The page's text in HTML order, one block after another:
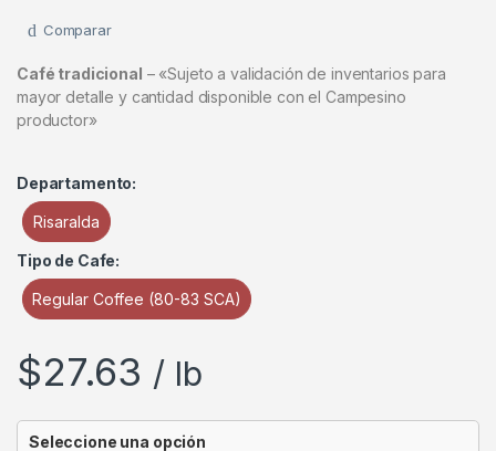
Comparar
Café tradicional – «Sujeto a validación de inventarios para
mayor detalle y cantidad disponible con el Campesino
productor»
Departamento:
Risaralda
Tipo de Cafe:
Regular Coffee (80-83 SCA)
$27.63 / lb
Seleccione una opción